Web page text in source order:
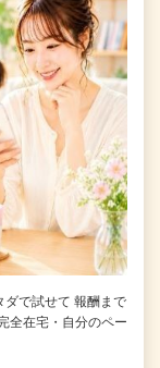
で試せて 報酬まで
全在宅・自分のペー